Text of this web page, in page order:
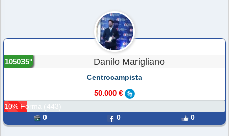
Danilo Marigliano
105035°
Centrocampista
50.000 €
10% Forma (443)
0
0 0